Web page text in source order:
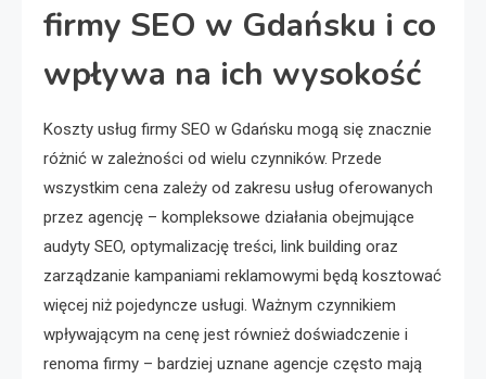
firmy SEO w Gdańsku i co
wpływa na ich wysokość
Koszty usług firmy SEO w Gdańsku mogą się znacznie
różnić w zależności od wielu czynników. Przede
wszystkim cena zależy od zakresu usług oferowanych
przez agencję – kompleksowe działania obejmujące
audyty SEO, optymalizację treści, link building oraz
zarządzanie kampaniami reklamowymi będą kosztować
więcej niż pojedyncze usługi. Ważnym czynnikiem
wpływającym na cenę jest również doświadczenie i
renoma firmy – bardziej uznane agencje często mają